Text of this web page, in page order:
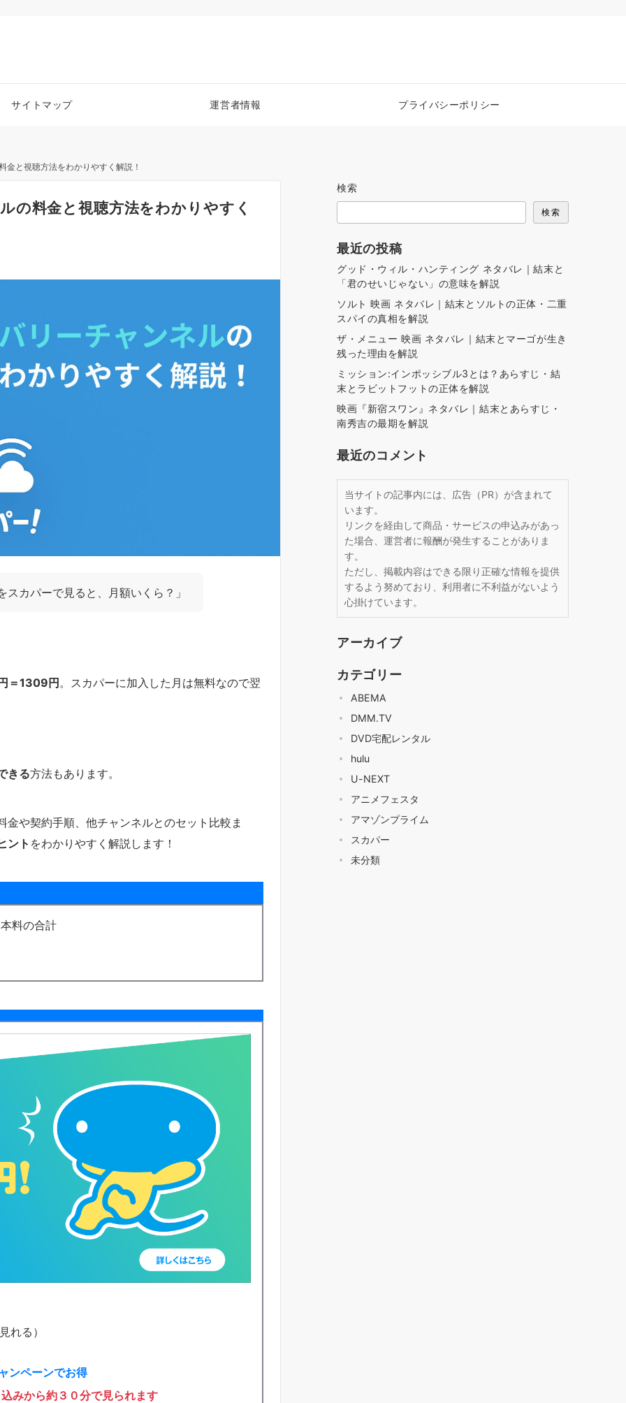
サイトマップ 運営者情報 プライバシーポリシー
金と視聴方法をわかりやすく解説！
の料金と視聴方法をわかりやすく
カパーで見ると、月額いくら？」
＝1309円。スカパーに加入した月は無料なので翌
きる方法もあります。
や契約手順、他チャンネルとのセット比較ま
ント をわかりやすく解説します！
料の合計
れる）
ンペーンでお得
みから約３０分で見られます
検索
検索
最近の投稿
グッド・ウィル・ハンティング ネタバレ｜結末と
「君のせいじゃない」の意味を解説
ソルト 映画 ネタバレ｜結末とソルトの正体・二重
スパイの真相を解説
ザ・メニュー 映画 ネタバレ｜結末とマーゴが生き
残った理由を解説
ミッション:インポッシブル3とは？あらすじ・結
末とラビットフットの正体を解説
映画『新宿スワン』ネタバレ｜結末とあらすじ・
南秀吉の最期を解説
最近のコメント
当サイトの記事内には、広告（PR）が含まれて
います。
リンクを経由して商品・サービスの申込みがあっ
た場合、運営者に報酬が発生することがありま
す。
ただし、掲載内容はできる限り正確な情報を提供
するよう努めており、利用者に不利益がないよう
心掛けています。
アーカイブ
カテゴリー
ABEMA
DMM.TV
DVD宅配レンタル
hulu
U-NEXT
アニメフェスタ
アマゾンプライム
スカパー
未分類